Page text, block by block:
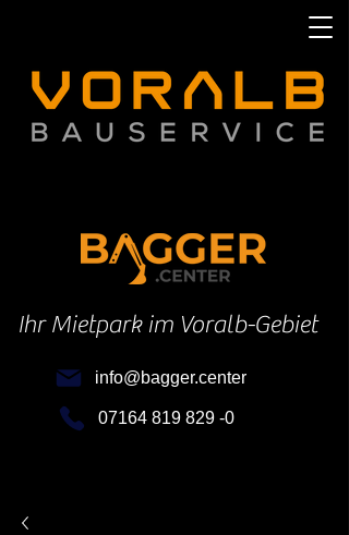
Ihr Mietpark im Voralb-Gebiet
info@bagger.center
07164 819 829 -0